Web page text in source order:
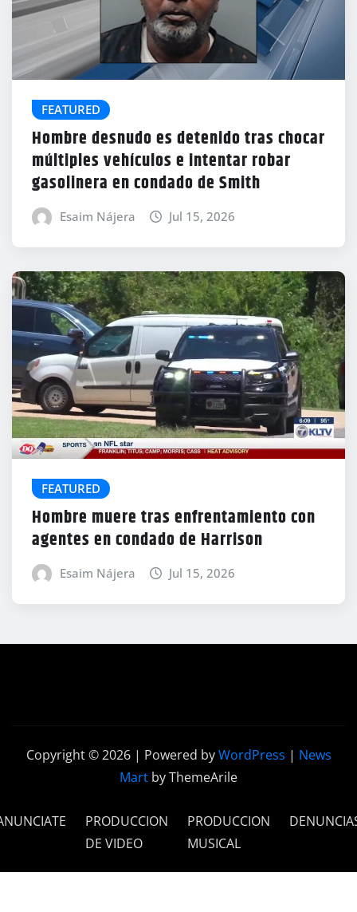
FEATURED
Hombre desnudo es detenido tras chocar
múltiples vehículos e intentar robar
gasolinera en condado de Smith
Esaim Nájera Jul 15, 2026
FEATURED
Hombre muere tras enfrentamiento con
agentes en condado de Harrison
Esaim Nájera Jul 15, 2026
Copyright © 2026 | Powered byWordPress | News
Mart by ThemeArile
PRODUCCION
DE VIDEO
PRODUCCION
MUSICAL